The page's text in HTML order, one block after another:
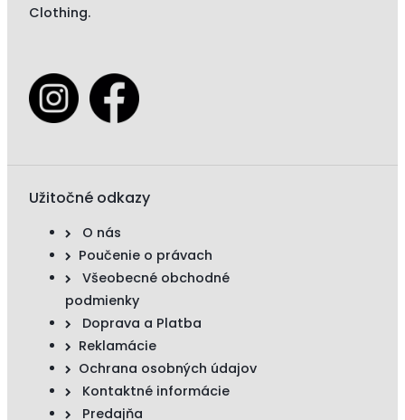
Clothing.
Užitočné odkazy
O nás
Poučenie o právach
Všeobecné obchodné
podmienky
Doprava a Platba
Reklamácie
Ochrana osobných údajov
Kontaktné informácie
Predajňa